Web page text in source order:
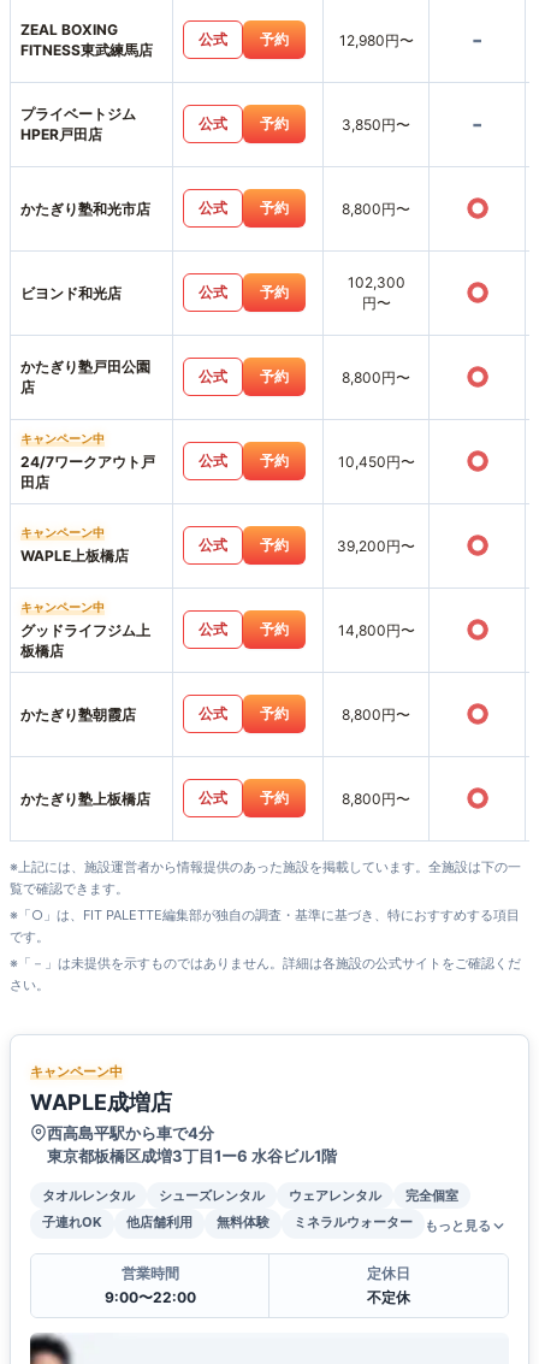
ZEAL BOXING
FITNESS東武練馬店
公式 予約 12,980円〜 -
プライベートジム
HPER戸田店
公式 予約 3,850円〜 -
かたぎり塾和光市店 公式 予約 8,800円〜 ○
ビヨンド和光店 公式 予約
102,300
円〜
○
かたぎり塾戸田公園
店
公式 予約 8,800円〜 ○
キャンペーン中
24/7ワークアウト戸
田店
公式 予約 10,450円〜 ○
キャンペーン中
WAPLE上板橋店
公式 予約 39,200円〜 ○
キャンペーン中
グッドライフジム上
板橋店
公式 予約 14,800円〜 ○
かたぎり塾朝霞店 公式 予約 8,800円〜 ○
かたぎり塾上板橋店 公式 予約 8,800円〜 ○
※上記には、施設運営者から情報提供のあった施設を掲載しています。全施設は下の一
覧で確認できます。
※「○」は、FIT PALETTE編集部が独自の調査・基準に基づき、特におすすめする項目
です。
※「－」は未提供を示すものではありません。詳細は各施設の公式サイトをご確認くだ
さい。
キャンペーン中
WAPLE成増店
西高島平駅から車で4分
東京都板橋区成増3丁目1ー6 水谷ビル1階
タオルレンタル シューズレンタル ウェアレンタル
完全個室
子連れOK
他店舗利用 無料体験 ミネラルウォーター もっと見る
営業時間
9:00〜22:00
定休日
不定休